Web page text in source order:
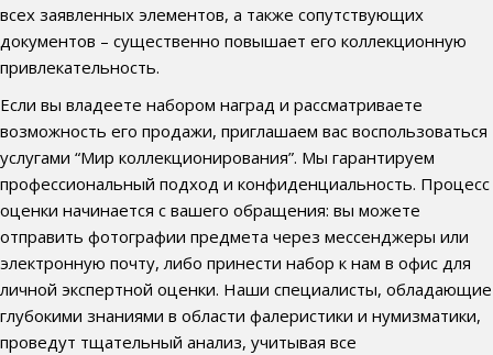
всех заявленных элементов, а также сопутствующих
документов – существенно повышает его коллекционную
привлекательность.
Если вы владеете набором наград и рассматриваете
возможность его продажи, приглашаем вас воспользоваться
услугами “Мир коллекционирования”. Мы гарантируем
профессиональный подход и конфиденциальность. Процесс
оценки начинается с вашего обращения: вы можете
отправить фотографии предмета через мессенджеры или
электронную почту, либо принести набор к нам в офис для
личной экспертной оценки. Наши специалисты, обладающие
глубокими знаниями в области фалеристики и нумизматики,
проведут тщательный анализ, учитывая все